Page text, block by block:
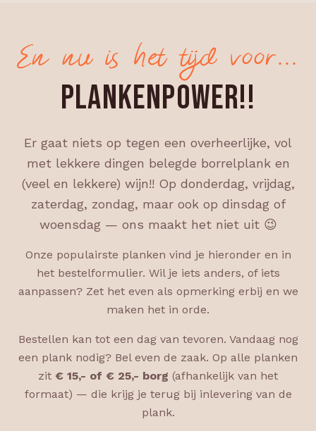
En nu is het tijd voor…
PLANKENPOWER!!
Er gaat niets op tegen een overheerlijke, vol
met lekkere dingen belegde borrelplank en
(veel en lekkere) wijn!! Op donderdag, vrijdag,
zaterdag, zondag, maar ook op dinsdag of
woensdag — ons maakt het niet uit 😉
Onze populairste planken vind je hieronder en in
het bestelformulier. Wil je iets anders, of iets
aanpassen? Zet het even als opmerking erbij en we
maken het in orde.
Bestellen kan tot een dag van tevoren. Vandaag nog
een plank nodig? Bel even de zaak. Op alle planken
zit € 15,- of € 25,- borg (afhankelijk van het
formaat) — die krijg je terug bij inlevering van de
plank.